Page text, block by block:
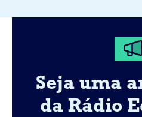
Seja uma
da Rádio